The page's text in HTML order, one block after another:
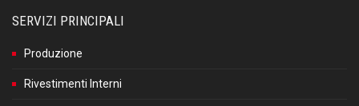
SERVIZI PRINCIPALI
Produzione
Rivestimenti Interni